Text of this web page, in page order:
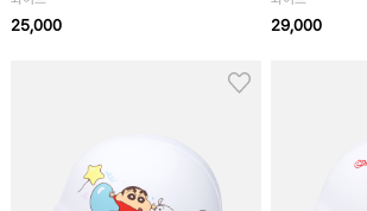
25,000 29,000